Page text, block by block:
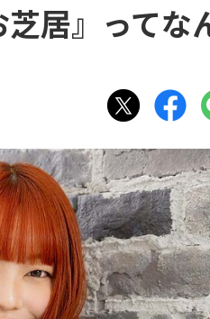
居』ってな